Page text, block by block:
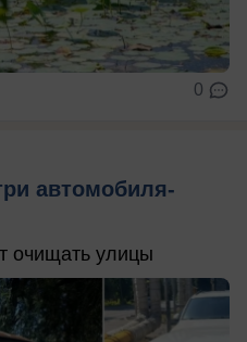
0
автомобиля-
очищать улицы